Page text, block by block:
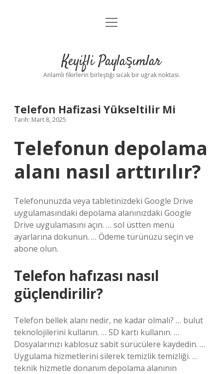
Anasayfa
Yasal Uyarı
menüyü
Keyifli Paylaşımlar
Anlamlı fikirlerin birleştiği sıcak bir uğrak noktası.
Telefon Hafizasi Yükseltilir Mi
Tarih: Mart 8, 2025
Telefonun depolama
alanı nasıl arttırılır?
Telefonunuzda veya tabletinizdeki Google Drive
uygulamasındaki depolama alanınızdaki Google
Drive uygulamasını açın. … sol üstten menü
ayarlarına dokunun. … Ödeme türünüzü seçin ve
abone olun.
Telefon hafızası nasıl
güçlendirilir?
Telefon bellek alanı nedir, ne kadar olmalı? … bulut
teknolojilerini kullanın. … SD kartı kullanın. …
Dosyalarınızı kablosuz sabit sürücülere kaydedin. …
Uygulama hizmetlerini silerek temizlik temizliği. …
teknik hizmetle donanım depolama alanının